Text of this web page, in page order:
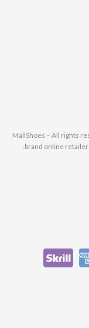
© 2025 MallShoes – All
brand online